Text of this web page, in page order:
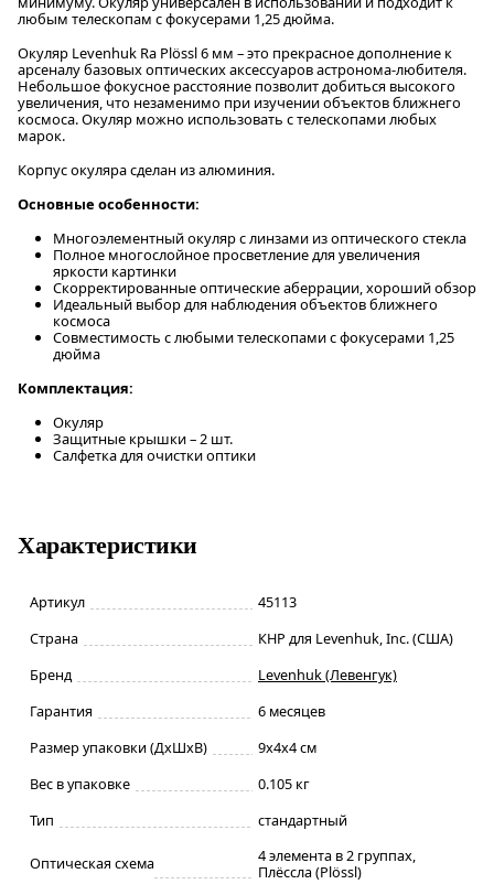
любым телескопам с фокусерами 1,25 дюйма.
Окуляр Levenhuk Ra Plössl 6 мм – это прекрасное дополнение к
арсеналу базовых оптических аксессуаров астронома-любителя.
Небольшое фокусное расстояние позволит добиться высокого
увеличения, что незаменимо при изучении объектов ближнего
космоса. Окуляр можно использовать с телескопами любых
марок.
Корпус окуляра сделан из алюминия.
Основные особенности:
Многоэлементный окуляр с линзами из оптического стекла
Полное многослойное просветление для увеличения
яркости картинки
Скорректированные оптические аберрации, хороший обзор
Идеальный выбор для наблюдения объектов ближнего
космоса
Совместимость с любыми телескопами с фокусерами 1,25
дюйма
Комплектация:
Окуляр
Защитные крышки – 2 шт.
Салфетка для очистки оптики
Характеристики
Артикул
45113
Страна
КНР для Levenhuk, Inc. (США)
Бренд
Levenhuk (Левенгук)
Гарантия
6 месяцев
Размер упаковки (ДxШxВ)
9x4x4 см
Вес в упаковке
0.105 кг
Тип
стандартный
Оптическая схема
4 элемента в 2 группах,
Плёссла (Plössl)